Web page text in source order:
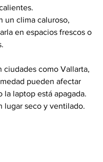
un clima caluroso,
en espacios frescos o
ciudades como Vallarta,
pueden afectar
la laptop está apagada.
lugar seco y ventilado.